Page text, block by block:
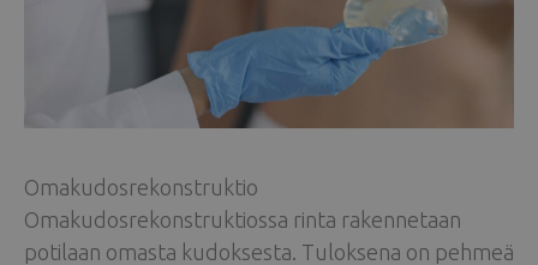
Omakudosrekonstruktio
Omakudosrekonstruktiossa rinta rakennetaan
potilaan omasta kudoksesta. Tuloksena on pehmeä